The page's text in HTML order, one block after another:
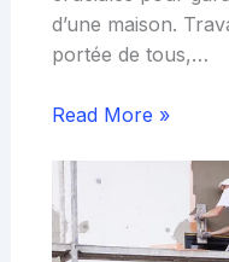
d’une maison.
portée de tous,…
Read More »